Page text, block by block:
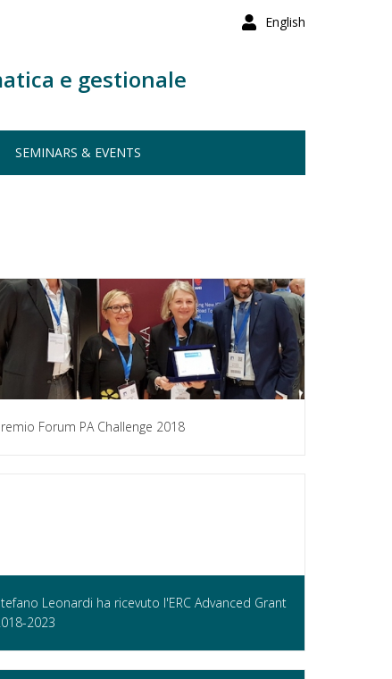
English
e gestionale
SEMINARS & EVENTS
Forum PA Challenge 2018
Leonardi ha ricevuto l'ERC Advanced Grant
2023